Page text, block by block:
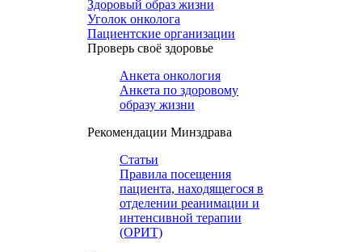
Здоровый образ жизни
Уголок онколога
Пациентские организации
Проверь своё здоровье
Анкета онкология
Анкета по здоровому
образу жизни
Рекомендации Минздрава
Статьи
Правила посещения
пациента, находящегося в
отделении реанимации и
интенсивной терапии
(ОРИТ)